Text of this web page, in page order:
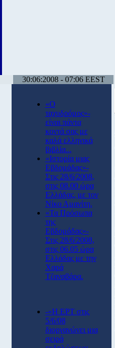
30:06:2008 - 07:06 EEST
«Ο
ταχυδρόμος»-
είναι πάντα
κοντά σας με
καλά ελληνικά
βιβλία...
«Ιστορία μιας
Εβδομάδας»-
Στις 28/6/2008,
στις 08.00 ώρα
Ελλάδας, με τον
Νίκο Αμανίτη.
«Τα Πρόσωπα
της
Εβδομάδας»-
Στις 28/6/2008,
στις 06.05 ώρα
Ελλάδας με την
Χαρά
Τζαναβάρα.
-«Η ΕΡΤ στις
5/6/08
διοργανώνει μια
σειρά